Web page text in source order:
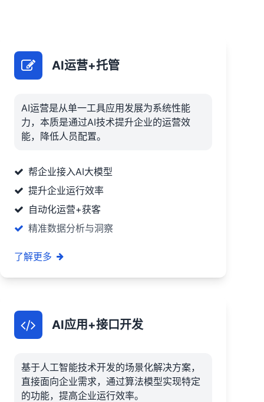
AI运营+托管
AI运营是从单一工具应用发展为系统性能
力，本质是通过AI技术提升企业的运营效
能，降低人员配置。
帮企业接入AI大模型
提升企业运行效率
自动化运营+获客
精准数据分析与洞察
了解更多
AI应用+接口开发
基于人工智能技术开发的场景化解决方案，
直接面向企业需求，通过算法模型实现特定
的功能，提高企业运行效率。